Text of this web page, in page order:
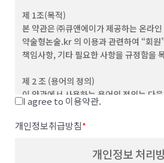
제 1조(목적)
본 약관은 ㈜큐앤에이가 제공하는 온라
약술형논술.kr 의 이용과 관련하여 “회원
책임사항, 기타 필요한 사항을 규정함을
제 2 조 (용어의 정의)
이 약관에서 사용하는 용어의 정의는 다
(1) "서비스”라 함은 이용자가 이용할 수
서비스를 의미합니다
(2) “이용자”라 함은 회사의 웹사이트에
회사가 제공하는 콘텐츠 및 제반 서비스를
I agree to 이용약관.
개인정보취급방침*
개인정보 처리